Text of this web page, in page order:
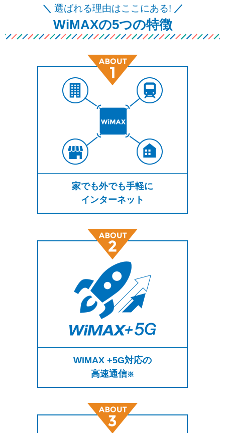
＼ 選ばれる理由はここにある! ／
WiMAXの5つの特徴
家でも外でも手軽に
インターネット
WiMAX +5G対応の
高速通信※